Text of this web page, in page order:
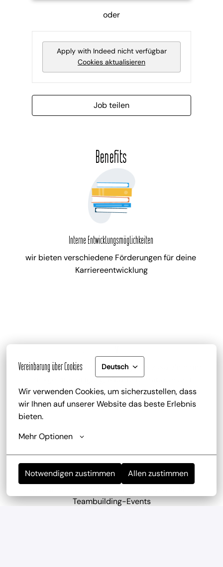
Vereinbarung über Cookies Deutsch
Wir verwenden Cookies, um sicherzustellen, dass
wir Ihnen auf unserer Website das beste Erlebnis
bieten.
Mehr Optionen
Notwendigen zustimmen Allen zustimmen
oder
Apply with Indeed nicht verfügbar
Cookies aktualisieren
Job teilen
Benefits
Interne Entwicklungsmöglichkeiten
wir bieten verschiedene Förderungen für deine
Karriereentwicklung
zu deinem attraktiven Gehalt gib es zusätzlich die
Trinkgeldbeteiligung, Mitarbeiterrabatte und
kostenlose Getränke
Mitarbeiterevents
Teambuilding-Events